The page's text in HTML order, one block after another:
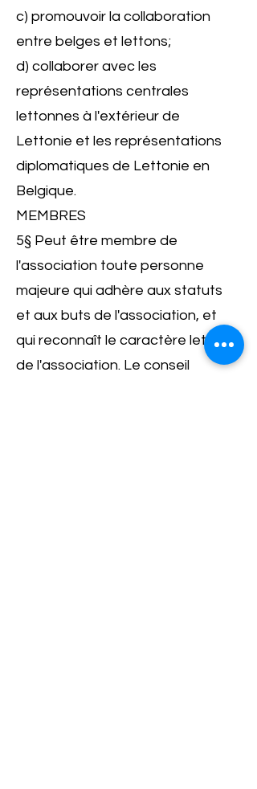
c) promouvoir la collaboration
entre belges et lettons;
d) collaborer avec les
représentations centrales
lettonnes à l'extérieur de
Lettonie et les représentations
diplomatiques de Lettonie en
Belgique.
MEMBRES
5§ Peut être membre de
l'association toute personne
majeure qui adhère aux statuts
et aux buts de l'association, et
qui reconnaît le caractère letton
de l'association. Le conseil